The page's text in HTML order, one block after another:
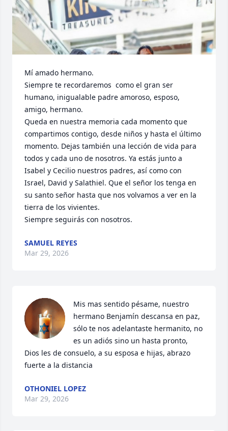
Mí amado hermano.
Siempre te recordaremos  como el gran ser
humano, inigualable padre amoroso, esposo,
amigo, hermano.
Queda en nuestra memoria cada momento que
compartimos contigo, desde niños y hasta el último
momento. Dejas también una lección de vida para
todos y cada uno de nosotros. Ya estás junto a
Isabel y Cecilio nuestros padres, así como con
Israel, David y Salathiel. Que el señor los tenga en
su santo señor hasta que nos volvamos a ver en la
tierra de los vivientes.
Siempre seguirás con nosotros.
SAMUEL REYES
Mar 29, 2026
Mis mas sentido pésame, nuestro
hermano Benjamín descansa en paz,
sólo te nos adelantaste hermanito, no
es un adiós sino un hasta pronto,
Dios les de consuelo, a su esposa e hijas, abrazo
fuerte a la distancia
OTHONIEL LOPEZ
Mar 29, 2026